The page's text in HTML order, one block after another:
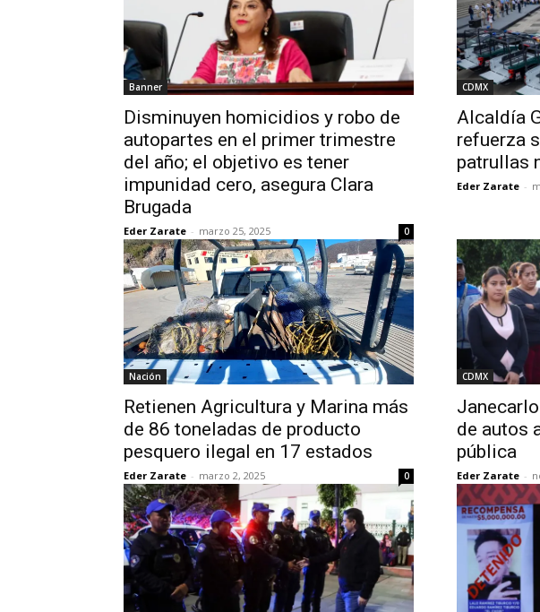
Banner
Disminuyen homicidios y robo de
autopartes en el primer trimestre
del año; el objetivo es tener
impunidad cero, asegura Clara
Brugada
Eder Zarate - marzo 25, 2025 0
CDMX
Alcaldía
refuerza
patrullas
Eder Zarate -
Nación
Retienen Agricultura y Marina más
de 86 toneladas de producto
pesquero ilegal en 17 estados
Eder Zarate - marzo 2, 2025 0
CDMX
de autos
pública
Eder Zarate -